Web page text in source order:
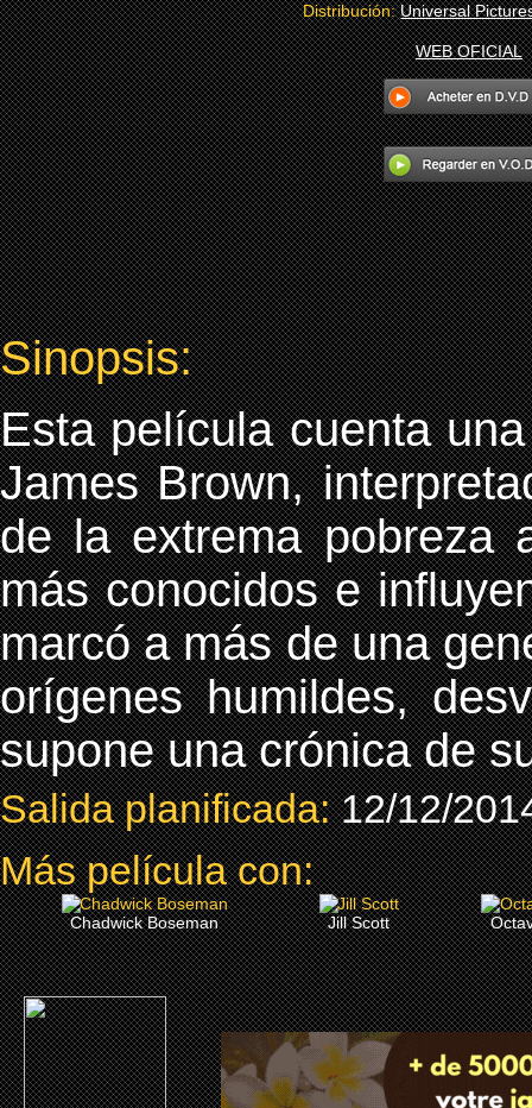
Distribución:Universal
WEB OFICIAL
Sinopsis:
Esta película cuenta
James Brown,
de la extrema pobreza
más conocidos e
marcó a más de una
orígenes humildes,
supone una crónica de
Salida planificada:12/12/
Más película con:
Chadwick Boseman Jill Scott